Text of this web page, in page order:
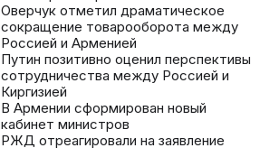
Оверчук отметил драматическое
сокращение товарооборота между
Россией и Арменией
Путин позитивно оценил перспективы
сотрудничества между Россией и
Киргизией
В Армении сформирован новый
кабинет министров
РЖД отреагировали на заявление